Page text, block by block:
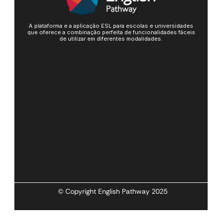
A plataforma e a aplicação ESL para escolas e universidades
que oferece a combinação perfeita de funcionalidades fáceis
de utilizar em diferentes modalidades.
© Copyright English Pathway 2025